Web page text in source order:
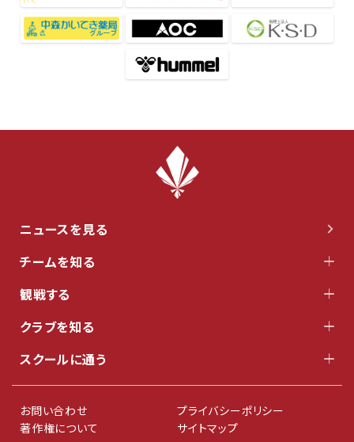
ニュースを見る
チームを知る
観戦する
クラブを知る
スクールに通う
お問い合わせ
プライバシーポリシー
著作権について
サイトマップ